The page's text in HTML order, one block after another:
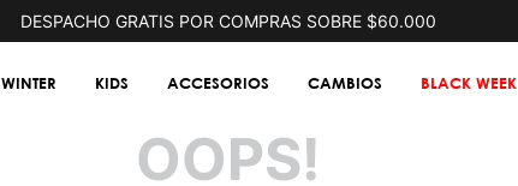
DESPACHO GRATIS POR COMPRAS SOBRE $60.000
WINTER KIDS ACCESORIOS CAMBIOS BLACK WEEK
OOPS!